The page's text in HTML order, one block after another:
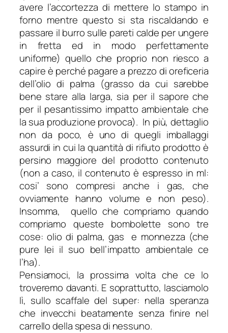
avere l’accortezza di mettere lo stampo in
forno mentre questo si sta riscaldando e
passare il burro sulle pareti calde per ungere
in fretta ed in modo perfettamente
uniforme) quello che proprio non riesco a
capire è perché pagare a prezzo di oreficeria
dell’olio di palma (grasso da cui sarebbe
bene stare alla larga, sia per il sapore che
per il pesantissimo impatto ambientale che
la sua produzione provoca). In più, dettaglio
non da poco, è uno di quegli imballaggi
assurdi in cui la quantità di rifiuto prodotto è
persino maggiore del prodotto contenuto
(non a caso, il contenuto è espresso in ml:
cosi’ sono compresi anche i gas, che
ovviamente hanno volume e non peso).
Insomma, quello che compriamo quando
compriamo queste bombolette sono tre
cose: olio di palma, gas e monnezza (che
pure lei il suo bell’impatto ambientale ce
l’ha).
Pensiamoci, la prossima volta che ce lo
troveremo davanti. E soprattutto, lasciamolo
lì, sullo scaffale del super: nella speranza
che invecchi beatamente senza finire nel
carrello della spesa di nessuno.